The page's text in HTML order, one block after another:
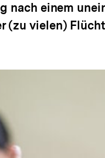
einem
(zu vielen)